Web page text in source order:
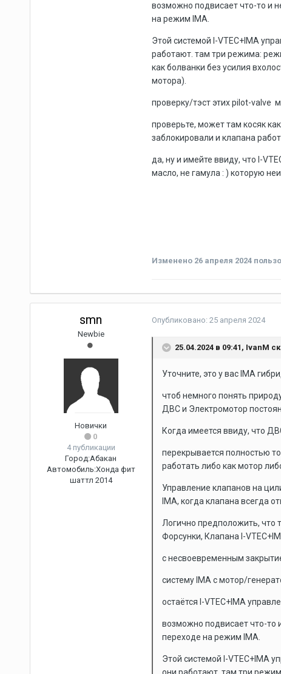
возможно подвисает что-то и
на режим IMA.
Этой системой I-VTEC+IMA
работают. там три режима:
как болванки без усилия
мотора).
проверку/тэст этих pilot-valve
проверьте, может там косяк
заблокировали и клапана
да, ну и имейте ввиду, что I-
масло, не гамула : ) которую
Изменено 26 апреля 2024
smn
Newbie
Новички
0
4 публикации
Город:Абакан
Автомобиль:Хонда фит
шаттл 2014
Опубликовано: 25 апреля 2024
25.04.2024 в 09:41, IvanM
Уточните, это у вас IMA
чтоб немного понять
ДВС и Электромотор
Когда имеется ввиду, что
перекрывается полностью
работать либо как мотор
Управление клапанов на
IMA, когда клапана всегда
Логично предположить, что
Форсунки, Клапана I-
с несвоевременным
систему IMA с мотор/
остаётся I-VTEC+IMA
возможно подвисает что-то
переходе на режим IMA.
Этой системой I-VTEC+IMA